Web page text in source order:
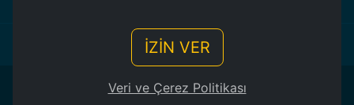
İZİN VER
Veri ve Çerez Politikası
Çerez Politikası/ Aydınlatma Metni